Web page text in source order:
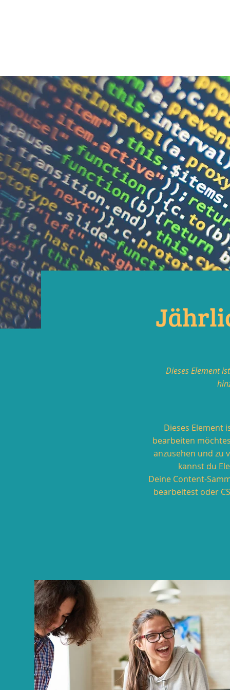
Dieses Element
Dieses Element
bearbeiten
anzusehen und zu
kannst du
Deine Content-
bearbeitest oder